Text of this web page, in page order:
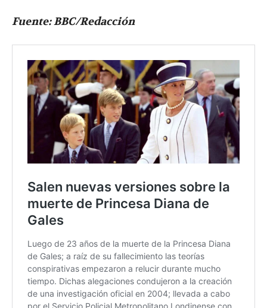
Fuente: BBC/Redacción